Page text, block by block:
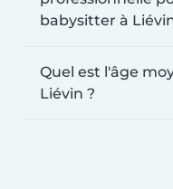
babysitter à
Quel est l'âge
Liévin ?